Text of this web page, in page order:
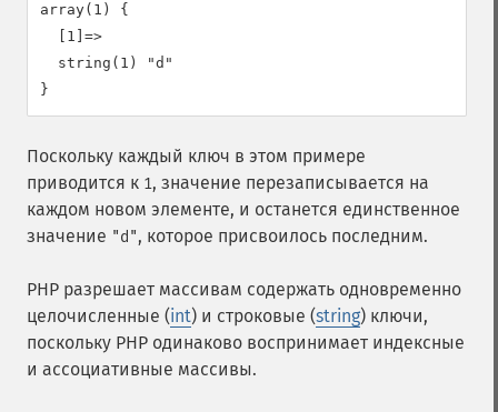
array(1) {
  [1]=>
  string(1) "d"
Поскольку каждый ключ в этом примере
приводится к 1, значение перезаписывается на
каждом новом элементе, и останется единственное
значение "d", которое присвоилось последним.
PHP разрешает массивам содержать одновременно
целочисленные (int) и строковые (string) ключи,
поскольку PHP одинаково воспринимает индексные
и ассоциативные массивы.